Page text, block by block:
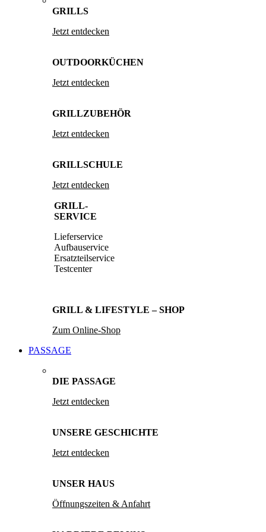
GRILLS
Jetzt entdecken
OUTDOORKÜCHEN
Jetzt entdecken
GRILLZUBEHÖR
Jetzt entdecken
GRILLSCHULE
Jetzt entdecken
GRILL-
SERVICE
Lieferservice
Aufbauservice
Ersatzteilservice
Testcenter
GRILL & LIFESTYLE – SHOP
Zum Online-Shop
PASSAGE
DIE PASSAGE
Jetzt entdecken
UNSERE GESCHICHTE
Jetzt entdecken
UNSER HAUS
Öffnungszeiten & Anfahrt